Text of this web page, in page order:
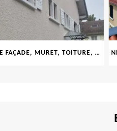
PEINTURE FAÇADE, MURET, TOITURE, BOISERIE, FERRONERIE, GOUTTIÈRE 69